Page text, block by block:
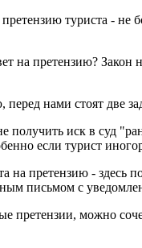
туриста - не
на претензию? Закон
нами стоят две
иск в суд
если турист
на претензию - здесь
письмом с
претензии, можно